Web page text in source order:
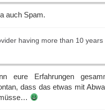
auch Spam.
having more than 10 years
eure Erfahrungen
dass das etwas mit